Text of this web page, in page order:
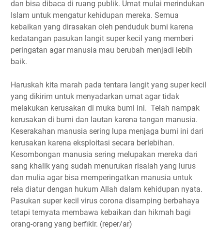
dan bisa dibaca di ruang publik. Umat mulai merindukan
Islam untuk mengatur kehidupan mereka. Semua
kebaikan yang dirasakan oleh penduduk bumi karena
kedatangan pasukan langit super kecil yang memberi
peringatan agar manusia mau berubah menjadi lebih
baik.
Haruskah kita marah pada tentara langit yang super kecil
yang dikirim untuk menyadarkan umat agar tidak
melakukan kerusakan di muka bumi ini. Telah nampak
kerusakan di bumi dan lautan karena tangan manusia.
Keserakahan manusia sering lupa menjaga bumi ini dari
kerusakan karena eksploitasi secara berlebihan.
Kesombongan manusia sering melupakan mereka dari
sang khalik yang sudah menurukan risalah yang lurus
dan mulia agar bisa memperingatkan manusia untuk
rela diatur dengan hukum Allah dalam kehidupan nyata.
Pasukan super kecil virus corona disamping berbahaya
tetapi ternyata membawa kebaikan dan hikmah bagi
orang-orang yang berfikir. (reper/ar)